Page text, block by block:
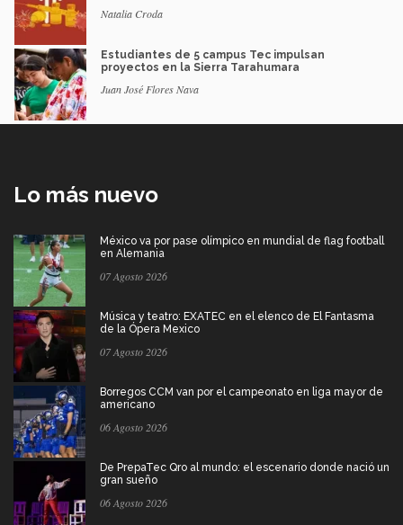
Natalia Croda
Estudiantes de 5 campus Tec impulsan
proyectos en la Sierra Tarahumara
Juan José Flores Nava
Lo más nuevo
México va por pase olímpico en mundial de flag football
en Alemania
07 Agosto 2026
Música y teatro: EXATEC en el elenco de El Fantasma
de la Ópera Mexico
07 Agosto 2026
Borregos CCM van por el campeonato en liga mayor de
americano
06 Agosto 2026
De PrepaTec Qro al mundo: el escenario donde nació un
gran sueño
06 Agosto 2026